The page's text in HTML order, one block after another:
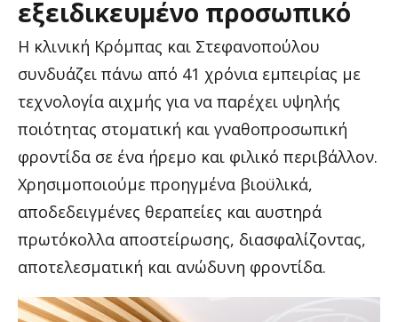
εξειδικευμένο προσωπικό
Η κλινική Κρόμπας και Στεφανοπούλου
συνδυάζει πάνω από 41 χρόνια εμπειρίας με
τεχνολογία αιχμής για να παρέχει υψηλής
ποιότητας στοματική και γναθοπροσωπική
φροντίδα σε ένα ήρεμο και φιλικό περιβάλλον.
Χρησιμοποιούμε προηγμένα βιοϋλικά,
αποδεδειγμένες θεραπείες και αυστηρά
πρωτόκολλα αποστείρωσης, διασφαλίζοντας,
αποτελεσματική και ανώδυνη φροντίδα.